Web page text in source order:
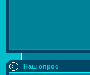
Наш опрос